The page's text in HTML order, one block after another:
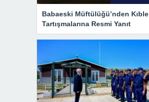
Babaeski Müftülüğü’nden Kıble
Tartışmalarına Resmi Yanıt